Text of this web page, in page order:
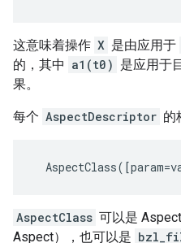
这意味着操作 X 是由应用于
的，其中 a1(t0) 是应用于
果。
每个 AspectDescriptor 的
AspectClass 可以是
Aspect），也可以是